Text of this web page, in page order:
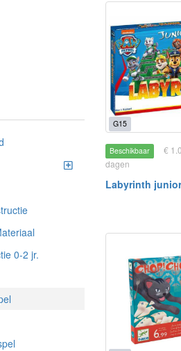
0-2 jr.
G15
Beschikbaar
€
dagen
Labyrinth